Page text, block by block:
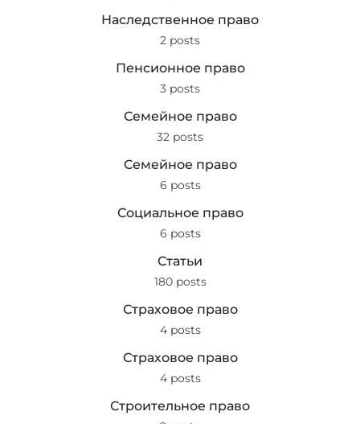
Наследственное право
2 posts
Пенсионное право
3 posts
Семейное право
32 posts
Семейное право
6 posts
Социальное право
6 posts
Статьи
180 posts
Страховое право
4 posts
Страховое право
4 posts
Строительное право